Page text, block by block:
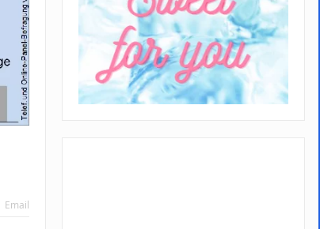
Email